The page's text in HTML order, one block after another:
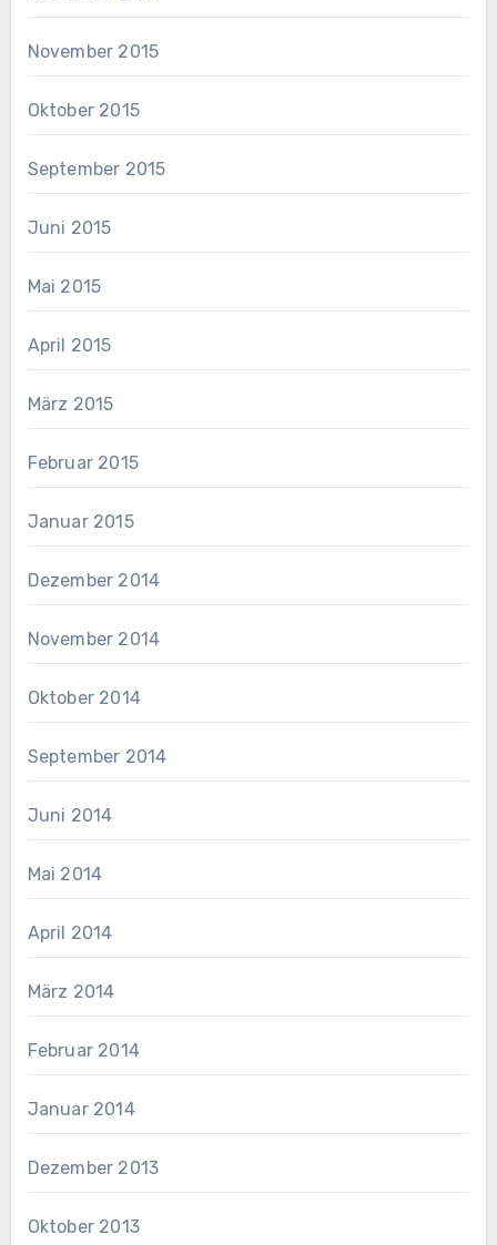
November 2015
Oktober 2015
September 2015
Juni 2015
Mai 2015
April 2015
März 2015
Februar 2015
Januar 2015
Dezember 2014
November 2014
Oktober 2014
September 2014
Juni 2014
Mai 2014
April 2014
März 2014
Februar 2014
Januar 2014
Dezember 2013
Oktober 2013